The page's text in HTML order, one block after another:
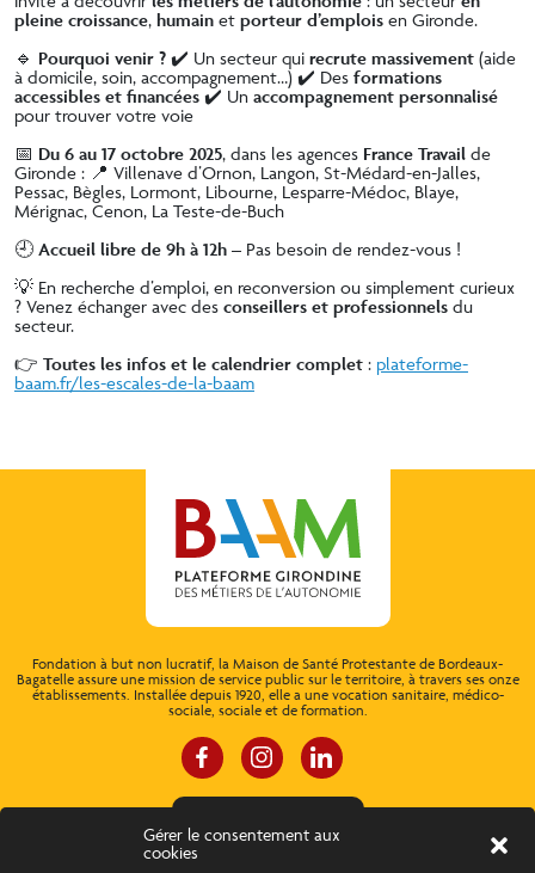
Gérer le consentement aux
cookies
pleine croissance, humain et porteur d’emplois en Gironde.
🔹 Pourquoi venir ? ✔️ Un secteur qui recrute massivement (aide
à domicile, soin, accompagnement…) ✔️ Des formations
accessibles et financées ✔️ Un accompagnement personnalisé
pour trouver votre voie
📅 Du 6 au 17 octobre 2025, dans les agences France Travail de
Gironde : 📍 Villenave d’Ornon, Langon, St-Médard-en-Jalles,
Pessac, Bègles, Lormont, Libourne, Lesparre-Médoc, Blaye,
Mérignac, Cenon, La Teste-de-Buch
🕘 Accueil libre de 9h à 12h – Pas besoin de rendez-vous !
💡 En recherche d’emploi, en reconversion ou simplement curieux
? Venez échanger avec des conseillers et professionnels du
secteur.
👉 Toutes les infos et le calendrier complet : plateforme-
baam.fr/les-escales-de-la-baam
Fondation à but non lucratif, la Maison de Santé Protestante de Bordeaux-
Bagatelle assure une mission de service public sur le territoire, à travers ses onze
établissements. Installée depuis 1920, elle a une vocation sanitaire, médico-
sociale, sociale et de formation.